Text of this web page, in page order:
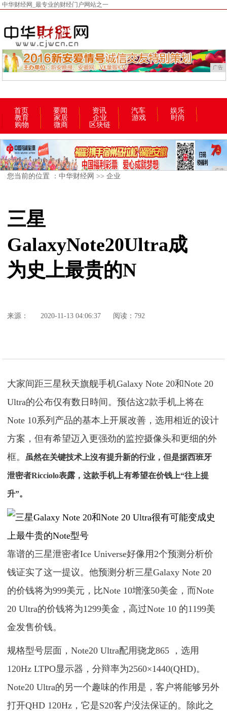
中华财经网_最专业的财经门户网站之一
广告
首页 要闻 资讯 汽车
娱乐
教育
家居 企业 游戏
时尚
购物
微商 区块链
广告
您当前的位置 ：中华财经网 >>企业
三星
GalaxyNote20Ultra成
为史上最贵的N
来源： 2020-11-13 04:06:37 阅读：792
大家间距三星秋天旗舰手机Galaxy Note 20和Note 20
Ultra的公布仅有数日時间。预估这2款手机上将在
Note 10系列产品的基本上开展改善，选用相近的设计
方案，但有希望迈入更强劲的监控摄像头和更细的外
框。虽然在关键技术上沒有提升新的行业，但是据西班牙
泄密者Ricciolo表露，这款手机上有希望在价钱上“往上提
升”。
靠谱的三星泄密者Ice Universe好像用2个预测分析价
钱证实了这一提议。他预测分析三星Galaxy Note 20
的价钱将为999美元，比Note 10增涨50美金，而Note
20 Ultra的价钱将为1299美金，高过Note 10 的1199美
金发售价钱。
规格型号层面，Note20 Ultra配用骁龙865 ，选用
120Hz LTPO显示器，分辩率为2560×1440(QHD)。
Note20 Ultra的另一个趣味的作用是，客户将能够另外
打开QHD 120Hz，它是S20客户没法保证的。除此之